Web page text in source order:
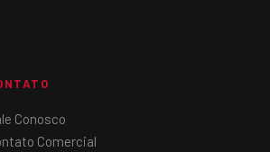
Conosco
Comercial